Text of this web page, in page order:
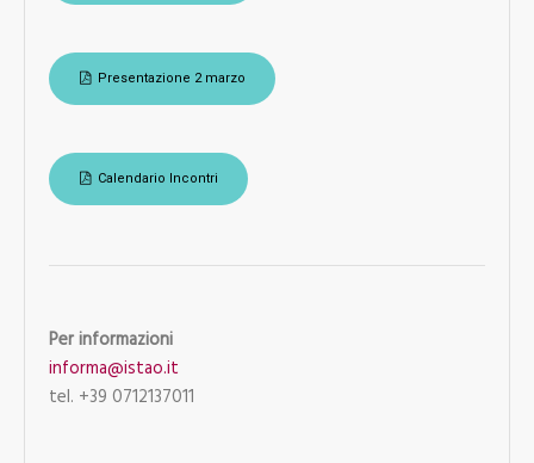
Presentazione 2 marzo
Calendario Incontri
Per informazioni
informa@istao.it
tel. +39 0712137011